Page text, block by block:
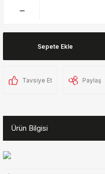
Sepete Ekle
Tavsiye Et Paylaş
Ürün Bilgisi